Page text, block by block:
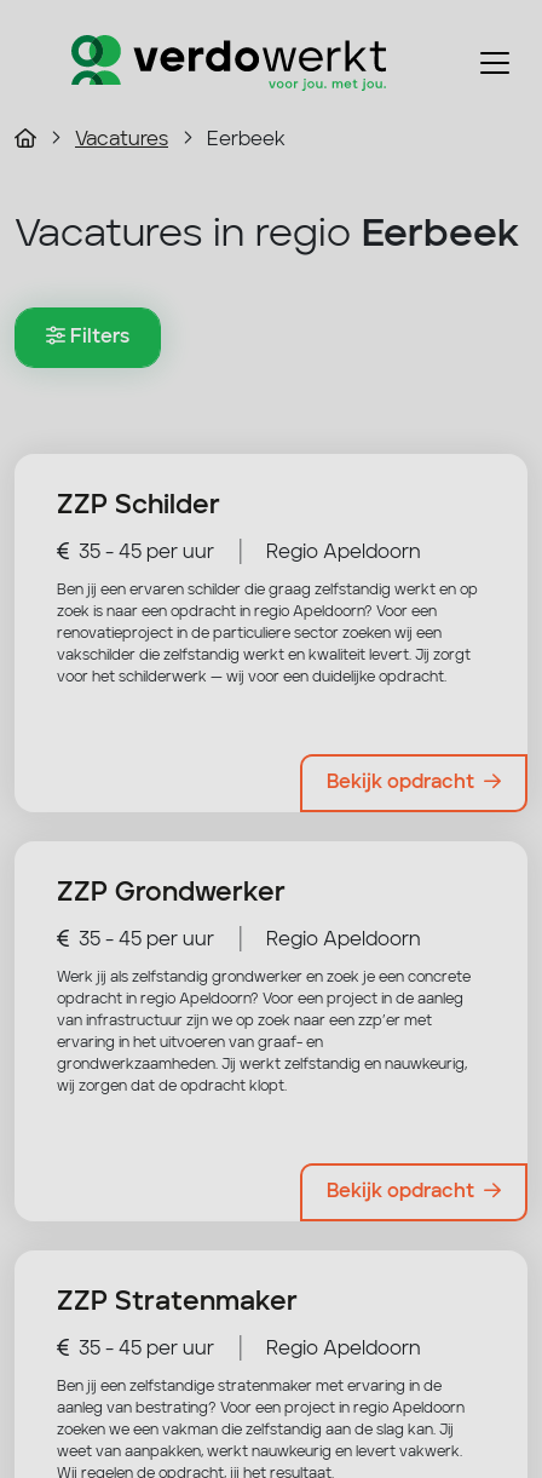
Vacatures Eerbeek
Vacatures in regio Eerbeek
Filters
ZZP Schilder
35 - 45 per uur Regio Apeldoorn
Ben jij een ervaren schilder die graag zelfstandig werkt en op
zoek is naar een opdracht in regio Apeldoorn? Voor een
renovatieproject in de particuliere sector zoeken wij een
vakschilder die zelfstandig werkt en kwaliteit levert. Jij zorgt
voor het schilderwerk — wij voor een duidelijke opdracht.
Bekijk opdracht
ZZP Grondwerker
35 - 45 per uur Regio Apeldoorn
Werk jij als zelfstandig grondwerker en zoek je een concrete
opdracht in regio Apeldoorn? Voor een project in de aanleg
van infrastructuur zijn we op zoek naar een zzp’er met
ervaring in het uitvoeren van graaf- en
grondwerkzaamheden. Jij werkt zelfstandig en nauwkeurig,
wij zorgen dat de opdracht klopt.
Bekijk opdracht
ZZP Stratenmaker
35 - 45 per uur Regio Apeldoorn
Ben jij een zelfstandige stratenmaker met ervaring in de
aanleg van bestrating? Voor een project in regio Apeldoorn
zoeken we een vakman die zelfstandig aan de slag kan. Jij
weet van aanpakken, werkt nauwkeurig en levert vakwerk.
Wij regelen de opdracht, jij het resultaat.